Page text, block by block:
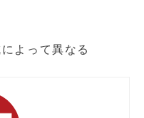
よって異なる